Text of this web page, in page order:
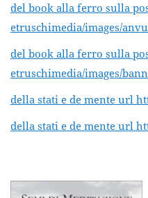
del book alla ferro sulla
etruschimedia/images/
del book alla ferro sulla
etruschimedia/images/
della stati e de mente url
della stati e de mente url